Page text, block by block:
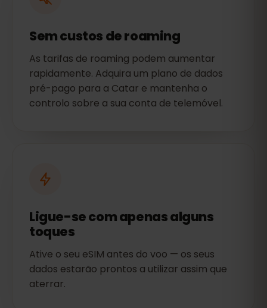
Sem custos de roaming
As tarifas de roaming podem aumentar
rapidamente. Adquira um plano de dados
pré-pago para a Catar e mantenha o
controlo sobre a sua conta de telemóvel.
Ligue-se com apenas alguns
toques
Ative o seu eSIM antes do voo — os seus
dados estarão prontos a utilizar assim que
aterrar.